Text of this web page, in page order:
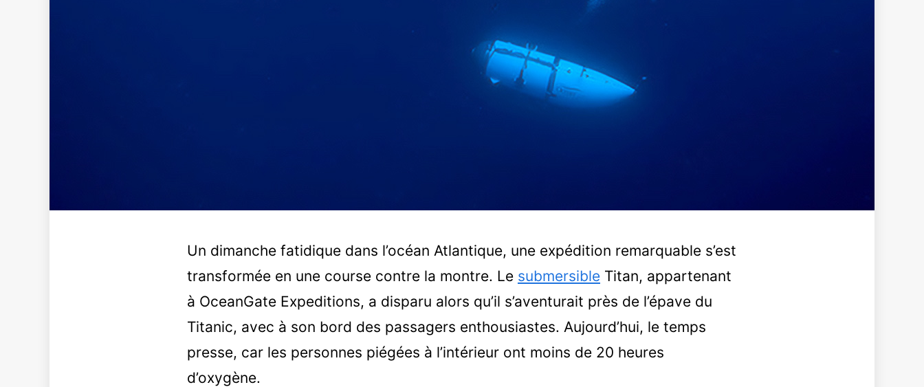
Un dimanche fatidique dans l’océan Atlantique, une expédition remarquable s’est
transformée en une course contre la montre. Le submersible Titan, appartenant
à OceanGate Expeditions, a disparu alors qu’il s’aventurait près de l’épave du
Titanic, avec à son bord des passagers enthousiastes. Aujourd’hui, le temps
presse, car les personnes piégées à l’intérieur ont moins de 20 heures
d’oxygène.